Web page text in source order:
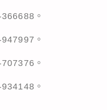
。
。
。
。